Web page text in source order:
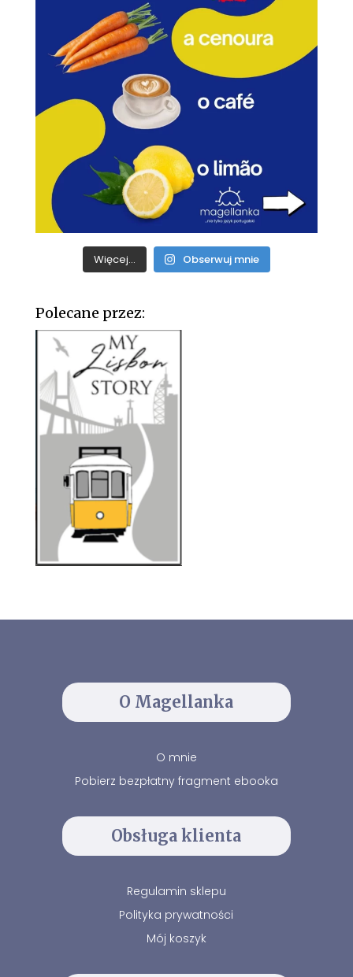
Więcej... Obserwuj mnie
Polecane przez:
O Magellanka
O mnie
Pobierz bezpłatny fragment ebooka
Obsługa klienta
Regulamin sklepu
Polityka prywatności
Mój koszyk